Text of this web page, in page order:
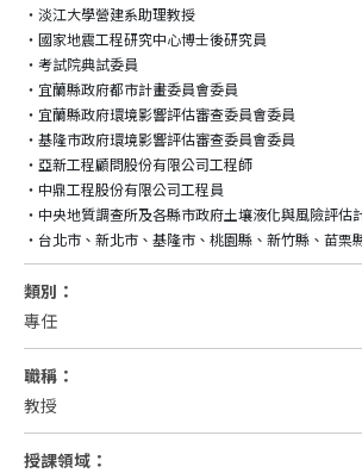
‧淡江大學營建系助理教授
‧國家地震工程研究中心博士後研究員
‧考試院典試委員
‧宜蘭縣政府都市計畫委員會委員
‧宜蘭縣政府環境影響評估審查委員會委員
‧基隆市政府環境影響評估審查委員會委員
‧亞新工程顧問股份有限公司工程師
‧中鼎工程股份有限公司工程員
‧中央地質調查所及各縣市政府土壤液化與風險評估
類別：
專任
職稱：
教授
授課領域：